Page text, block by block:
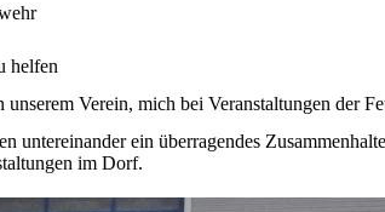
helfen
Verein, mich bei Veranstaltungen der
untereinander ein überragendes
im Dorf.